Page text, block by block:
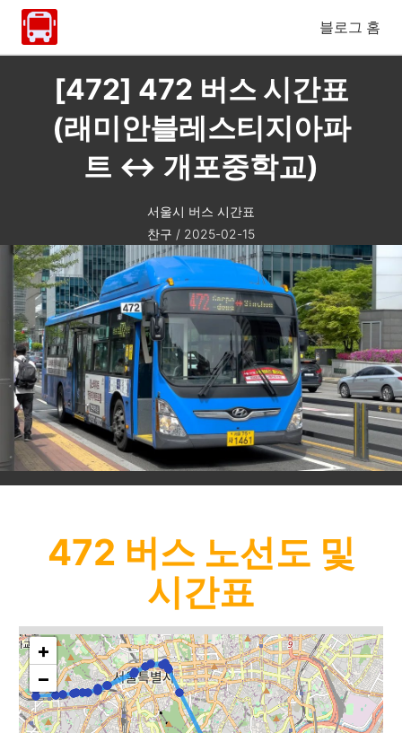
블로그 홈
[472] 472 버스 시간표
(래미안블레스티지아파
트 ↔ 개포중학교)
서울시 버스 시간표
찬구 / 2025-02-15
472 버스 노선도 및
시간표
+
−